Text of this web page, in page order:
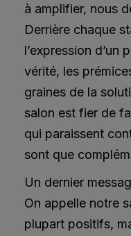
à amplifier, nous
Derrière chaque
l’expression d’un
vérité, les
graines de la
salon est fier de
qui paraissent
sont que
Un dernier
On appelle notre
plupart positifs,